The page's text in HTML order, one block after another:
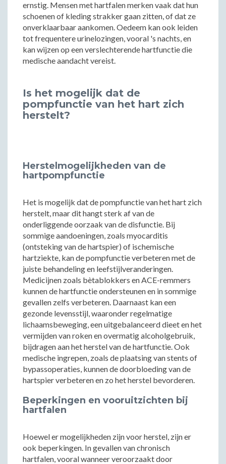
ernstig. Mensen met hartfalen merken vaak dat hun
schoenen of kleding strakker gaan zitten, of dat ze
onverklaarbaar aankomen. Oedeem kan ook leiden
tot frequentere urinelozingen, vooral 's nachts, en
kan wijzen op een verslechterende hartfunctie die
medische aandacht vereist.
Is het mogelijk dat de
pompfunctie van het hart zich
herstelt?
Herstelmogelijkheden van de
hartpompfunctie
Het is mogelijk dat de pompfunctie van het hart zich
herstelt, maar dit hangt sterk af van de
onderliggende oorzaak van de disfunctie. Bij
sommige aandoeningen, zoals myocarditis
(ontsteking van de hartspier) of ischemische
hartziekte, kan de pompfunctie verbeteren met de
juiste behandeling en leefstijlveranderingen.
Medicijnen zoals bètablokkers en ACE-remmers
kunnen de hartfunctie ondersteunen en in sommige
gevallen zelfs verbeteren. Daarnaast kan een
gezonde levensstijl, waaronder regelmatige
lichaamsbeweging, een uitgebalanceerd dieet en het
vermijden van roken en overmatig alcoholgebruik,
bijdragen aan het herstel van de hartfunctie. Ook
medische ingrepen, zoals de plaatsing van stents of
bypassoperaties, kunnen de doorbloeding van de
hartspier verbeteren en zo het herstel bevorderen.
Beperkingen en vooruitzichten bij
hartfalen
Hoewel er mogelijkheden zijn voor herstel, zijn er
ook beperkingen. In gevallen van chronisch
hartfalen, vooral wanneer veroorzaakt door